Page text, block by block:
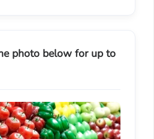
photo below for up to